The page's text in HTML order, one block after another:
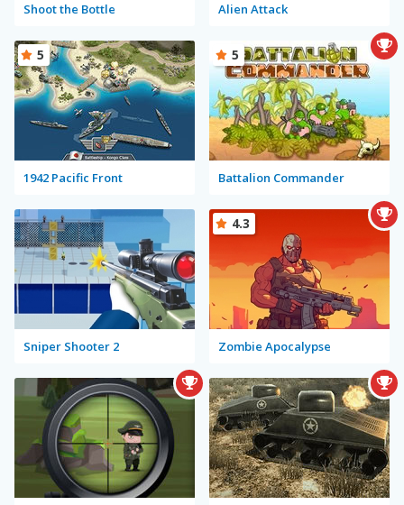
Shoot the Bottle Alien Attack
1942 Pacific Front
5
Battalion Commander
5
Sniper Shooter 2 Zombie Apocalypse
4.3